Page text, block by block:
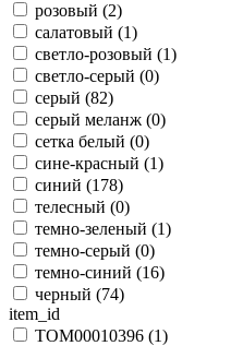
розовый (2)
салатовый (1)
светло-розовый (1)
светло-серый (0)
серый (82)
серый меланж (0)
сетка белый (0)
сине-красный (1)
синий (178)
телесный (0)
темно-зеленый (1)
темно-серый (0)
темно-синий (16)
черный (74)
item_id
TOM00010396 (1)